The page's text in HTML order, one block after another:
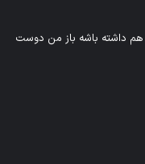
هم داشته باشه باز من دوست